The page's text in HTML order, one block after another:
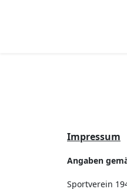
Impressum
Angaben
Sportverein